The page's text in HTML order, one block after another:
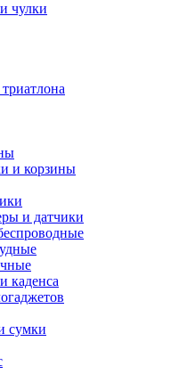
чулки
и корзины
и датчики
каденса
сумки